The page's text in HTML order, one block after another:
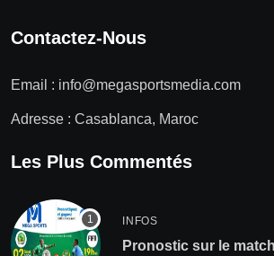
Contactez-Nous
Email : info@megasportsmedia.com
Adresse : Casablanca, Maroc
Les Plus Commentés
INFOS
Pronostic sur le